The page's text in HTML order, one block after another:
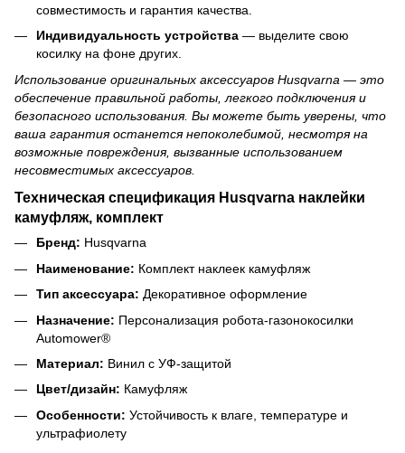
совместимость и гарантия качества.
Индивидуальность устройства — выделите свою
косилку на фоне других.
Использование оригинальных аксессуаров Husqvarna — это
обеспечение правильной работы, легкого подключения и
безопасного использования. Вы можете быть уверены, что
ваша гарантия останется непоколебимой, несмотря на
возможные повреждения, вызванные использованием
несовместимых аксессуаров.
Техническая спецификация Husqvarna наклейки
камуфляж, комплект
Бренд: Husqvarna
Наименование: Комплект наклеек камуфляж
Тип аксессуара: Декоративное оформление
Назначение: Персонализация робота-газонокосилки
Automower®
Материал: Винил с УФ-защитой
Цвет/дизайн: Камуфляж
Особенности: Устойчивость к влаге, температуре и
ультрафиолету